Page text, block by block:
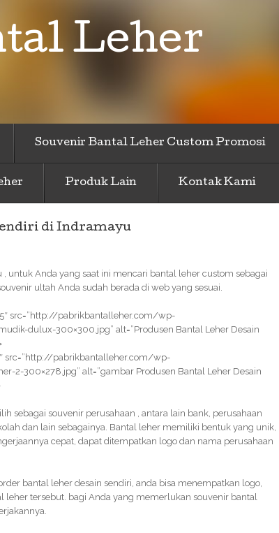
Leher
Souvenir Bantal Leher Custom Promosi
Produk Lain Kontak Kami
di Indramayu
untuk Anda yang saat ini mencari bantal leher custom sebagai
ultah Anda sudah berada di web yang sesuai.
src=”http://pabrikbantalleher.com/wp-
dulux-300×300.jpg” alt=”Produsen Bantal Leher Desain
src=”http://pabrikbantalleher.com/wp-
300×278.jpg” alt=”gambar Produsen Bantal Leher Desain
sebagai souvenir perusahaan , antara lain bank, perusahaan
dan lain sebagainya. Bantal leher memiliki bentuk yang unik,
cepat, dapat ditempatkan logo dan nama perusahaan
bantal leher desain sendiri, anda bisa menempatkan logo,
leher tersebut. bagi Anda yang memerlukan souvenir bantal